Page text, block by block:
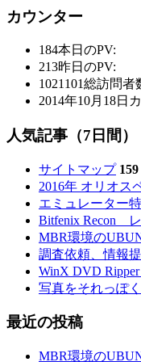
カウンター
184本日のPV:
213昨日のPV:
1021101総訪問者
2014年10月18日
人気記事（7日間）
サイトマップ 159
2016年 オリオス
エミュレーター
Bitfenix Recon
MBR環境の
調査依頼、情報
WinX DVD
写真をそれっぽ
最近の投稿
MBR環境の